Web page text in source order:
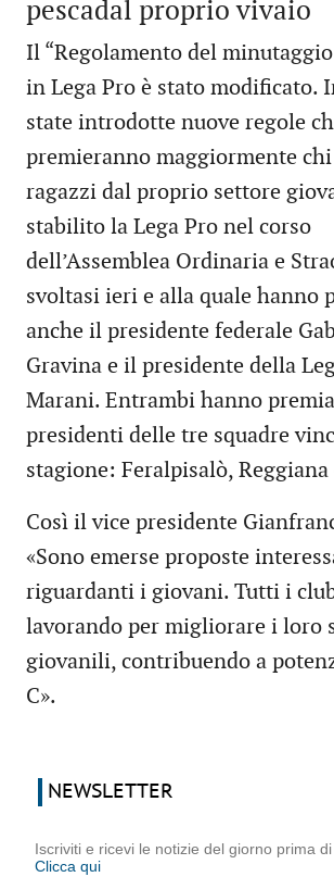
pescadal proprio vivaio
Il “Regolamento del
in Lega Pro è stato modificato.
state introdotte nuove regole
premieranno maggiormente
ragazzi dal proprio settore
stabilito la Lega Pro nel corso
dell’Assemblea Ordinaria e
svoltasi ieri e alla quale hanno
anche il presidente federale
Gravina e il presidente della
Marani. Entrambi hanno
presidenti delle tre squadre
stagione: Feralpisalò, Reggiana
Così il vice presidente
«Sono emerse proposte
riguardanti i giovani. Tutti i
lavorando per migliorare i loro
giovanili, contribuendo a
C».
NEWSLETTER
Iscriviti e ricevi le notizie del giorno prima
Clicca qui